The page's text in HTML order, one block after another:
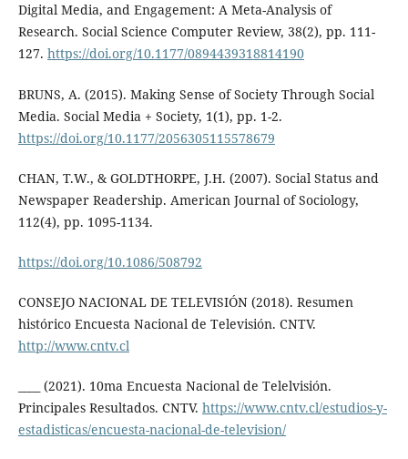
Digital Media, and Engagement: A Meta-Analysis of
Research. Social Science Computer Review, 38(2), pp. 111-
127. https://doi.org/10.1177/0894439318814190
BRUNS, A. (2015). Making Sense of Society Through Social
Media. Social Media + Society, 1(1), pp. 1-2.
https://doi.org/10.1177/2056305115578679
CHAN, T.W., & GOLDTHORPE, J.H. (2007). Social Status and
Newspaper Readership. American Journal of Sociology,
112(4), pp. 1095-1134.
https://doi.org/10.1086/508792
CONSEJO NACIONAL DE TELEVISIÓN (2018). Resumen
histórico Encuesta Nacional de Televisión. CNTV.
http://www.cntv.cl
____ (2021). 10ma Encuesta Nacional de Telelvisión.
Principales Resultados. CNTV. https://www.cntv.cl/estudios-y-
estadisticas/encuesta-nacional-de-television/